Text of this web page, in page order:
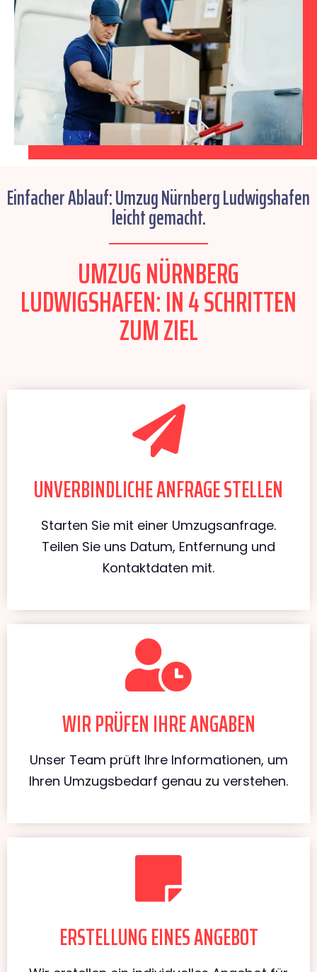
Einfacher Ablauf: Umzug Nürnberg Ludwigshafen
leicht gemacht.
UMZUG NÜRNBERG
LUDWIGSHAFEN: IN 4 SCHRITTEN
ZUM ZIEL
UNVERBINDLICHE ANFRAGE STELLEN
Starten Sie mit einer Umzugsanfrage.
Teilen Sie uns Datum, Entfernung und
Kontaktdaten mit.
WIR PRÜFEN IHRE ANGABEN
Unser Team prüft Ihre Informationen, um
Ihren Umzugsbedarf genau zu verstehen.
ERSTELLUNG EINES ANGEBOT